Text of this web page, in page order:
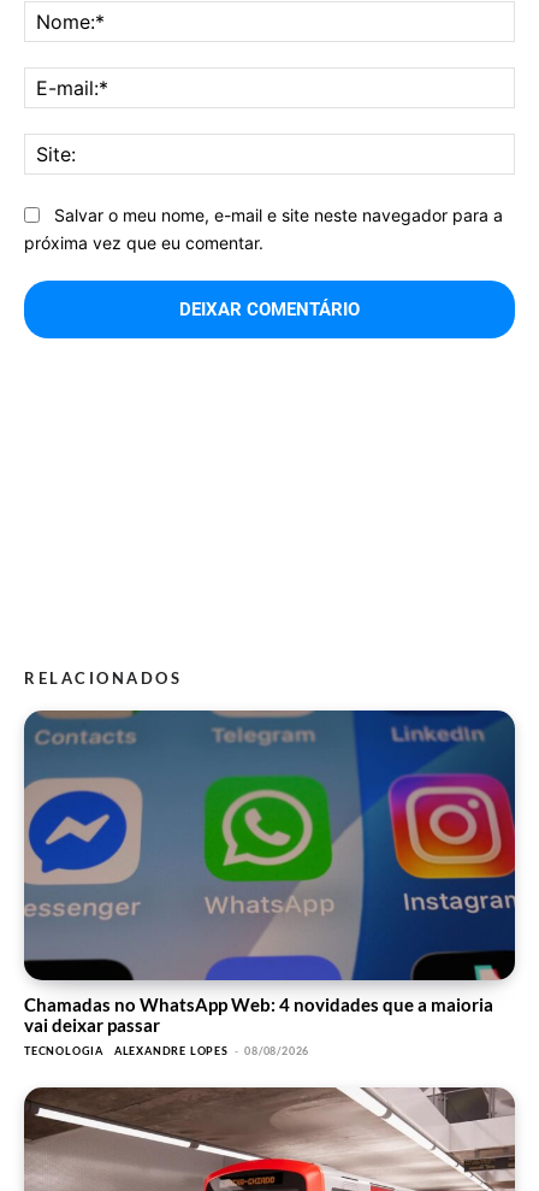
Salvar o meu nome, e-mail e site neste navegador para a
próxima vez que eu comentar.
RELACIONADOS
Chamadas no WhatsApp Web: 4 novidades que a maioria
vai deixar passar
TECNOLOGIA ALEXANDRE LOPES - 08/08/2026